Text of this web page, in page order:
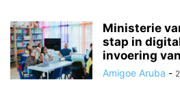
Ministerie
stap in
invoering
Amigoe Aruba -